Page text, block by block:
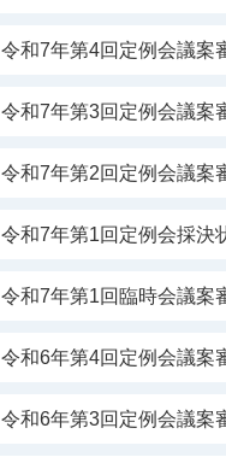
令和7年第4回定例会議案
令和7年第3回定例会議案
令和7年第2回定例会議案
令和7年第1回定例会採決
令和7年第1回臨時会議案
令和6年第4回定例会議案
令和6年第3回定例会議案